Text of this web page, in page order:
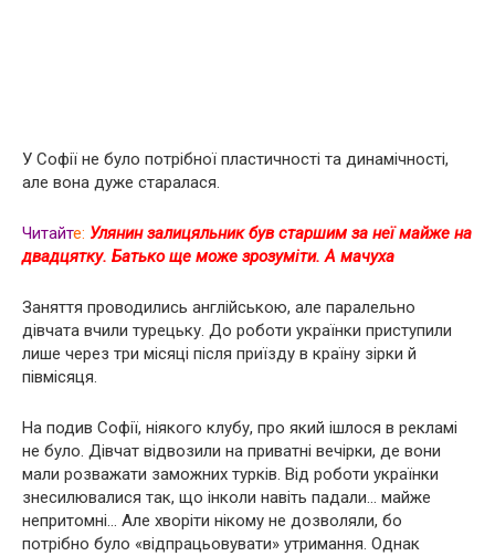
У Софії не було потрібної пластичності та динамічності,
але вона дуже старалася.
Читайте: Улянин залицяльник був старшим за неї майже на
двадцятку. Батько ще може зрозуміти. А мачуха
Заняття проводились англійською, але паралельно
дівчата вчили турецьку. До роботи українки приступили
лише через три місяці після приїзду в країну зірки й
півмісяця.
На подив Софії, ніякого клубу, про який ішлося в рекламі
не було. Дівчат відвозили на приватні вечірки, де вони
мали розважати заможних турків. Від роботи українки
знесилювалися так, що інколи навіть падали… майже
непритомні… Але хворіти нікому не дозволяли, бо
потрібно було «відпрацьовувати» утримання. Однак